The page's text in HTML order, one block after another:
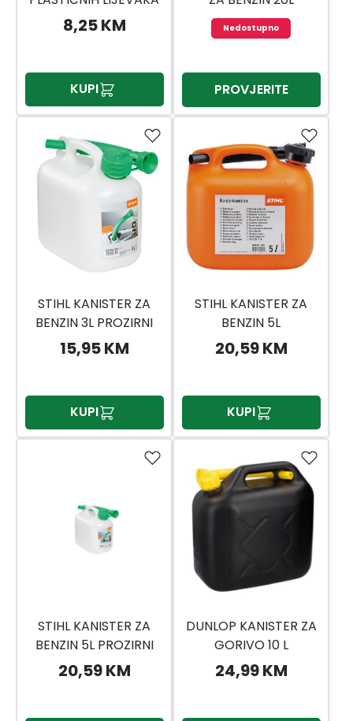
4/1 50,75,100,120
8,25 KM
KUPI
Nedostupno
PROVJERITE
STIHL KANISTER ZA
BENZIN 3L PROZIRNI
15,95 KM
KUPI
STIHL KANISTER ZA
BENZIN 5L
NARANDŽASTI
20,59 KM
KUPI
STIHL KANISTER ZA
BENZIN 5L PROZIRNI
20,59 KM
DUNLOP KANISTER ZA
GORIVO 10 L
24,99 KM